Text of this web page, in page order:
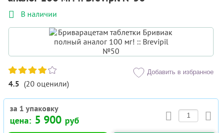
В наличии
4.5 (20 оценили)
Добавить в избранное
за 1 упаковку
цена: 5 900 руб